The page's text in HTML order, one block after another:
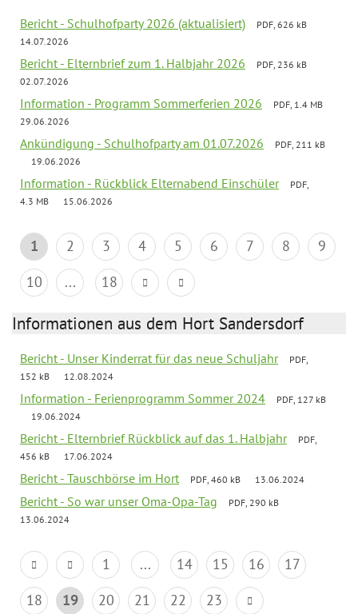
Bericht - Schulhofparty 2026 (aktualisiert)
PDF, 626 kB
14.07.2026
Bericht - Elternbrief zum 1. Halbjahr 2026
PDF, 236 kB
02.07.2026
Information - Programm Sommerferien 2026
PDF, 1.4 MB
29.06.2026
Ankündigung - Schulhofparty am 01.07.2026
PDF, 211 kB
19.06.2026
Information - Rückblick Elternabend Einschüler
PDF,
4.3 MB
15.06.2026
1 2 3 4 5 6 7 8
9
10
... 18
Informationen aus dem Hort Sandersdorf
Bericht - Unser Kinderrat für das neue Schuljahr
PDF,
152 kB
12.08.2024
Information - Ferienprogramm Sommer 2024
PDF, 127 kB
19.06.2024
Bericht - Elternbrief Rückblick auf das 1. Halbjahr
PDF,
456 kB
17.06.2024
Bericht - Tauschbörse im Hort PDF, 460 kB 13.06.2024
Bericht - So war unser Oma-Opa-Tag
PDF, 290 kB
13.06.2024
1 ... 14 15 16
17
18
19 20 21 22 23